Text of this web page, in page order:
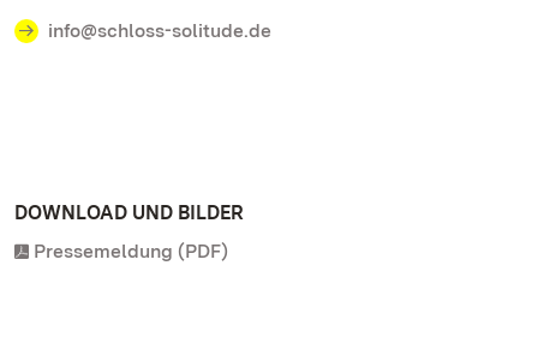
info@schloss-solitude.de
DOWNLOAD UND BILDER
Pressemeldung (PDF)